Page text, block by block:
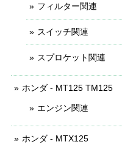
フィルター関連
スイッチ関連
スプロケット関連
ホンダ - MT125 TM125
エンジン関連
ホンダ - MTX125